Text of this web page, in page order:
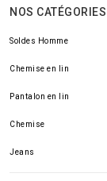
NOS CATÉGORIES
Soldes Homme
Chemise en lin
Pantalon en lin
Chemise
Jeans